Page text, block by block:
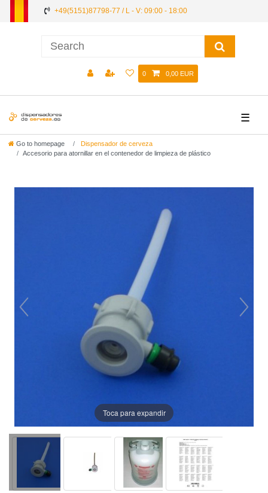
+49(5151)87798-77 / L - V: 09:00 - 18:00
0 0,00 EUR
☰
Go to homepage
Dispensador de cerveza
Accesorio para atornillar en el contenedor de limpieza de plástico
Toca para expandir